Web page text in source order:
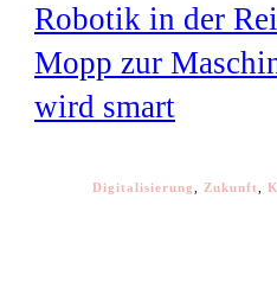
Robotik in der
Mopp zur
wird smart
Digitalisierung Zukunft